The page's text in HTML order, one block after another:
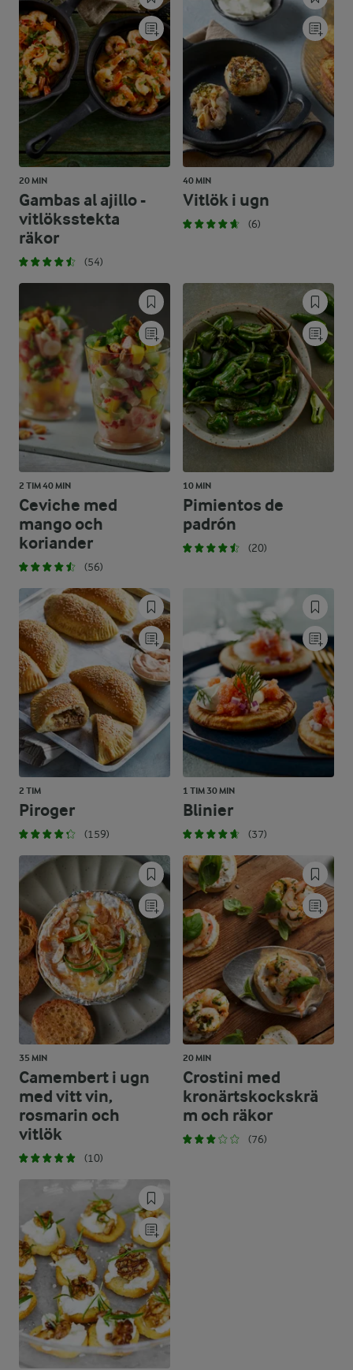
20 MIN
Gambas al ajillo -
vitlöksstekta
räkor
(54)
40 MIN
Vitlök i ugn
(6)
2 TIM 40 MIN
Ceviche med
mango och
koriander
(56)
10 MIN
Pimientos de
padrón
(20)
2 TIM
Piroger
(159)
1 TIM 30 MIN
Blinier
(37)
35 MIN
Camembert i ugn
med vitt vin,
rosmarin och
vitlök
(10)
20 MIN
Crostini med
kronärtskockskrä
m och räkor
(76)